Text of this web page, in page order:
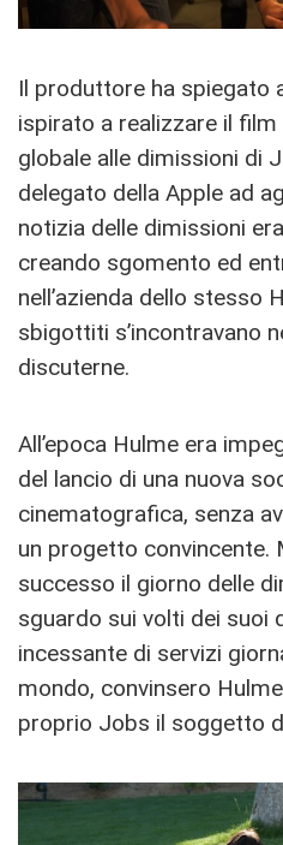
Il produttore ha spiegato
ispirato a realizzare il
globale alle dimissioni di
delegato della Apple ad
notizia delle dimissioni
creando sgomento ed
nell’azienda dello stesso
sbigottiti s’incontravano
discuterne.
All’epoca Hulme era
del lancio di una nuova
cinematografica, senza
un progetto convincente.
successo il giorno delle
sguardo sui volti dei suoi
incessante di servizi
mondo, convinsero
proprio Jobs il soggetto